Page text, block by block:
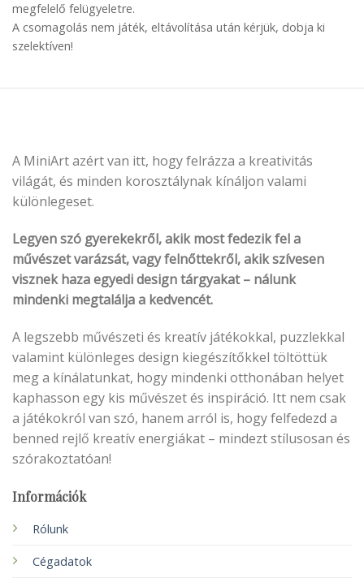
megfelelő felügyeletre.
A csomagolás nem játék, eltávolítása után kérjük, dobja ki
szelektíven!
A MiniArt azért van itt, hogy felrázza a kreativitás
világát, és minden korosztálynak kínáljon valami
különlegeset.
Legyen szó gyerekekről, akik most fedezik fel a
művészet varázsát, vagy felnőttekről, akik szívesen
visznek haza egyedi design tárgyakat – nálunk
mindenki megtalálja a kedvencét.
A legszebb művészeti és kreatív játékokkal, puzzlekkal
valamint különleges design kiegészítőkkel töltöttük
meg a kínálatunkat, hogy mindenki otthonában helyet
kaphasson egy kis művészet és inspiráció. Itt nem csak
a játékokról van szó, hanem arról is, hogy felfedezd a
benned rejlő kreatív energiákat – mindezt stílusosan és
szórakoztatóan!
Információk
Rólunk
Cégadatok